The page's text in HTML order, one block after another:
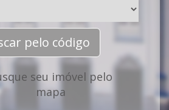
pelo código
seu imóvel pelo
mapa